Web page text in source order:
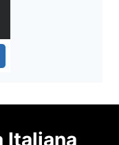
Italiana